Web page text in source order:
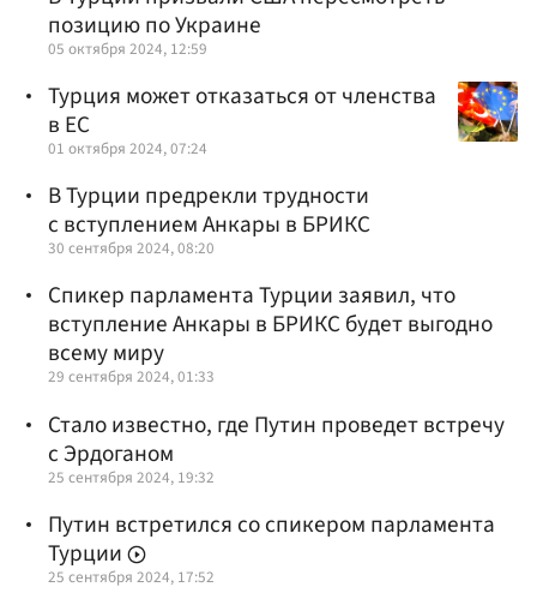
позицию по Украине
05 октября 2024, 12:59
Турция может отказаться от членства
в ЕС
01 октября 2024, 07:24
В Турции предрекли трудности
с вступлением Анкары в БРИКС
30 сентября 2024, 08:20
Спикер парламента Турции заявил, что
вступление Анкары в БРИКС будет выгодно
всему миру
29 сентября 2024, 01:33
Стало известно, где Путин проведет встречу
с Эрдоганом
25 сентября 2024, 19:32
Путин встретился со спикером парламента
Турции
25 сентября 2024, 17:52